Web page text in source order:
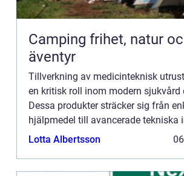
Camping frihet, natur och enkla
äventyr
Tillverkning av medicinteknisk
en kritisk roll inom modern sjukvård
Dessa produkter sträcker sig från
hjälpmedel till avancerade tekniska
som förändrar sättet...
Lotta Albertsson